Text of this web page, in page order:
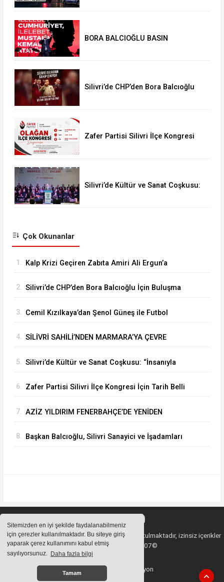
Sitemizden en iyi şekilde faydalanabilmeniz
için çerezler kullanılmaktadır. Bu siteye giriş
yaparak çerez kullanımını kabul etmiş
sayılıyorsunuz. Daha fazla bilgi
Tamam
BORA BALCIOĞLU BASIN
Silivri’de CHP’den Bora Balcıoğlu
Zafer Partisi Silivri İlçe Kongresi
Silivri’de Kültür ve Sanat Coşkusu:
Çok Okunanlar
1. Kalp Krizi Geçiren Zabıta Amiri Ali Ergun’a
2. Silivri’de CHP’den Bora Balcıoğlu İçin Buluşma
3. Cemil Kızılkaya’dan Şenol Güneş ile Futbol
4. SİLİVRİ SAHİLİ’NDEN MARMARA’YA ÇEVRE
5. Silivri’de Kültür ve Sanat Coşkusu: “İnsanıyla
6. Zafer Partisi Silivri İlçe Kongresi İçin Tarih Belli
7. AZİZ YILDIRIM FENERBAHÇE’DE YENİDEN
8. Başkan Balcıoğlu, Silivri Sanayici ve İşadamları
Sitemizde bulunan içeriklerin tüm hakları saklı tutulmaktadır, izinsiz içerikler
kullanılamaz. Copyright 2007©
Haber Yazılımı:
Web Aksiyon
haber yazılımı
haber scripti haber script